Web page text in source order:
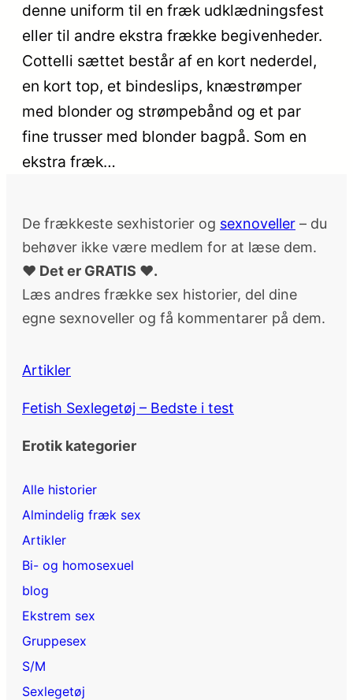
denne uniform til en fræk udklædningsfest
eller til andre ekstra frække begivenheder.
Cottelli sættet består af en kort nederdel,
en kort top, et bindeslips, knæstrømper
med blonder og strømpebånd og et par
fine trusser med blonder bagpå. Som en
ekstra fræk…
De frækkeste sexhistorier og sexnoveller – du
behøver ikke være medlem for at læse dem.
♥ Det er GRATIS ♥.
Læs andres frække sex historier, del dine
egne sexnoveller og få kommentarer på dem.
Artikler
Fetish Sexlegetøj – Bedste i test
Erotik kategorier
Alle historier
Almindelig fræk sex
Artikler
Bi- og homosexuel
blog
Ekstrem sex
Gruppesex
S/M
Sexlegetøj